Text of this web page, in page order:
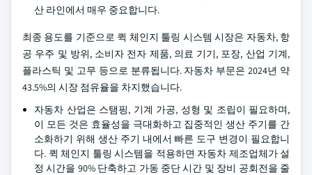
산 라인에서 매우 중요합니다.
최종 용도를 기준으로 퀵 체인지 툴링 시스템 시장은 자동차, 항
공 우주 및 방위, 소비자 전자 제품, 의료 기기, 포장, 산업 기계,
플라스틱 및 고무 등으로 분류됩니다. 자동차 부문은 2024년 약
43.5%의 시장 점유율을 차지했습니다.
자동차 산업은 스탬핑, 기계 가공, 성형 및 조립이 필요하며,
이 모든 것은 효율성을 극대화하고 집중적인 생산 주기를 간
소화하기 위해 생산 주기 내에서 빠른 도구 변경이 필요합니
다. 퀵 체인지 툴링 시스템을 적용하면 자동차 제조업체가 설
정 시간을 90% 단축하고 가동 중단 시간 및 장비 공회전을 줄